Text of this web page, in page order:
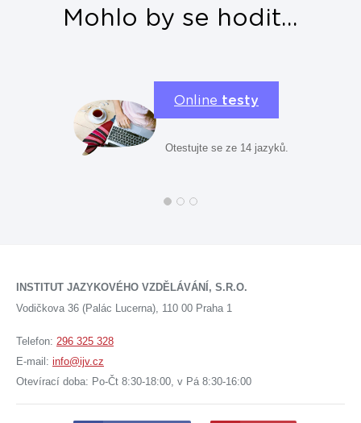
Mohlo by se hodit...
Online testy
Otestujte se ze 14 jazyků.
INSTITUT JAZYKOVÉHO VZDĚLÁVÁNÍ, S.R.O.
Vodičkova 36 (Palác Lucerna), 110 00 Praha 1
Telefon: 296 325 328
E-mail: info@ijv.cz
Otevírací doba: Po-Čt 8:30-18:00, v Pá 8:30-16:00